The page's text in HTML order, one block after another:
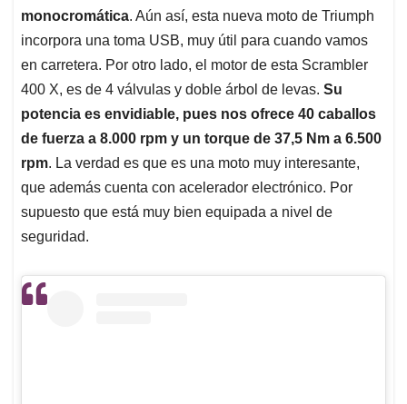
monocromática. Aún así, esta nueva moto de Triumph
incorpora una toma USB, muy útil para cuando vamos
en carretera. Por otro lado, el motor de esta Scrambler
400 X, es de 4 válvulas y doble árbol de levas. Su
potencia es envidiable, pues nos ofrece 40 caballos
de fuerza a 8.000 rpm y un torque de 37,5 Nm a 6.500
rpm. La verdad es que es una moto muy interesante,
que además cuenta con acelerador electrónico. Por
supuesto que está muy bien equipada a nivel de
seguridad.